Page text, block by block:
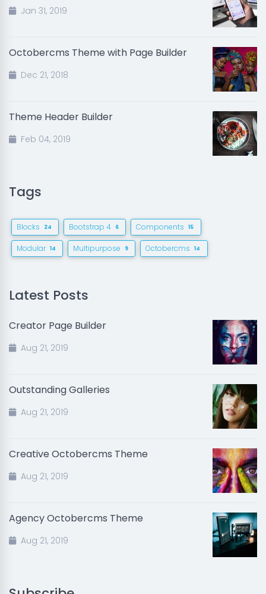
Jan 31, 2019
Octobercms Theme with Page Builder
Dec 21, 2018
Theme Header Builder
Feb 04, 2019
Tags
Blocks 24 Bootstrap 4 6 Components 15
Modular 14 Multipurpose 9 Octobercms 14
Latest Posts
Creator Page Builder
Aug 21, 2019
Outstanding Galleries
Aug 21, 2019
Creative Octobercms Theme
Aug 21, 2019
Agency Octobercms Theme
Aug 21, 2019